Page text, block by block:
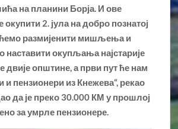
на планини Борја. И ове
окупити 2. јула на добро познатој
ћемо размијенити мишљења и
наставити окупљања најстарије
двије општине, а први пут ће нам
пензионери из Кнежева“, рекао
да је преко 30.000 КМ у прошлој
за умрле пензионере.